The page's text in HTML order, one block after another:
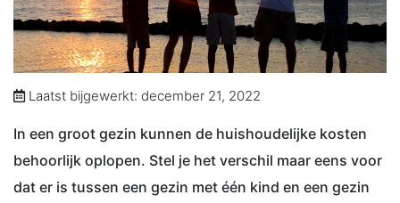
Laatst bijgewerkt: december 21, 2022
In een groot gezin kunnen de huishoudelijke kosten
behoorlijk oplopen. Stel je het verschil maar eens voor
dat er is tussen een gezin met één kind en een gezin